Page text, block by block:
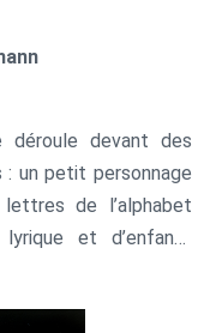
déroule devant des
un petit personnage
de l’alphabet
et d’enfants